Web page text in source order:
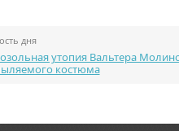
дня
утопия Вальтера
костюма